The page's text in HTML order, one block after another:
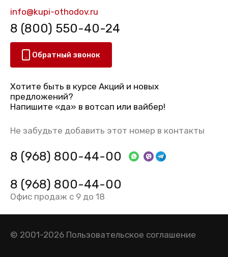
info@kupi-othodov.ru
8 (800) 550-40-24
Обратный звонок
Хотите быть в курсе Акций и новых
предложений?
Напишите «да» в вотсап или вайбер!
Не забудьте добавить этот номер в контакты
8 (968) 800-44-00
8 (968) 800-44-00
Офис продаж с 9 до 18
© 2001-2026 Пользовательское соглашение